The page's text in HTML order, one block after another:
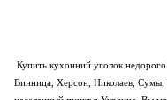
Купить кухонний уголок
Винница, Херсон, Николаев, Сумы,